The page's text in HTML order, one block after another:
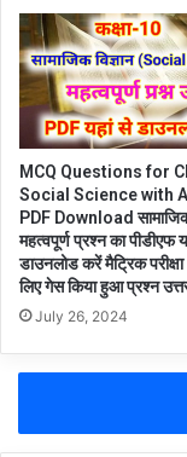
MCQ Questions for
Social Science with
PDF Download सामाजिक
महत्वपूर्ण प्रश्न का पीडीएफ
डाउनलोड करें मैट्रिक
लिए गेस किया हुआ प्रश्न
July 26, 2024